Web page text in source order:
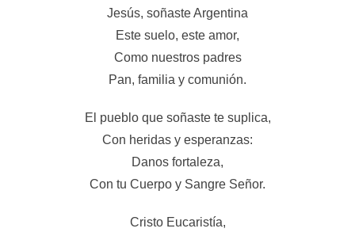
Jesús, soñaste Argentina
Este suelo, este amor,
Como nuestros padres
Pan, familia y comunión.
El pueblo que soñaste te suplica,
Con heridas y esperanzas:
Danos fortaleza,
Con tu Cuerpo y Sangre Señor.
Cristo Eucaristía,